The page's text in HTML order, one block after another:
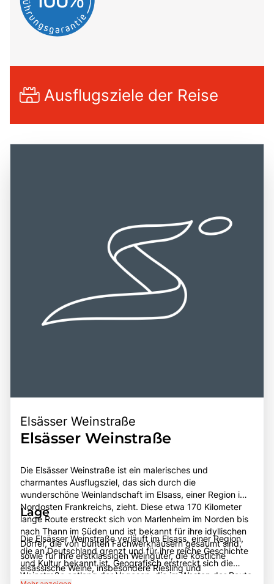
Ausflugsziele der Reise
Elsässer Weinstraße
Elsässer Weinstraße
Die Elsässer Weinstraße ist ein malerisches und
charmantes Ausflugsziel, das sich durch die
wunderschöne Weinlandschaft im Elsass, einer Region im
Nordosten Frankreichs, zieht. Diese etwa 170 Kilometer
lange Route erstreckt sich von Marlenheim im Norden bis
nach Thann im Süden und ist bekannt für ihre idyllischen
Dörfer, die von bunten Fachwerkhäusern gesäumt sind,
sowie für ihre erstklassigen Weingüter, die köstliche
elsässische Weine, insbesondere Riesling und
Gewürztraminer, produzieren. Die Weinstraße bietet
Lage
Die Elsässer Weinstraße verläuft im Elsass, einer Region,
die an Deutschland grenzt und für ihre reiche Geschichte
und Kultur bekannt ist. Geografisch erstreckt sich die
Weinstraße entlang der Vogesen, die im Westen der Route